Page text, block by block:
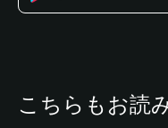
こちらもお読